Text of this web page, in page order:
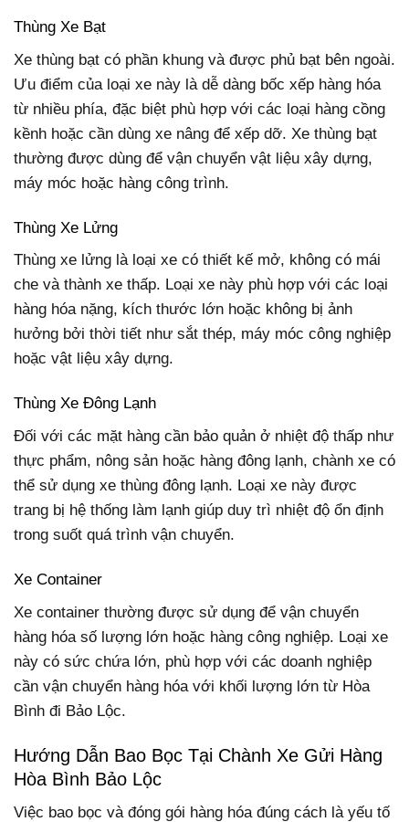
Thùng Xe Bạt
Xe thùng bạt có phần khung và được phủ bạt bên ngoài.
Ưu điểm của loại xe này là dễ dàng bốc xếp hàng hóa
từ nhiều phía, đặc biệt phù hợp với các loại hàng cồng
kềnh hoặc cần dùng xe nâng để xếp dỡ. Xe thùng bạt
thường được dùng để vận chuyển vật liệu xây dựng,
máy móc hoặc hàng công trình.
Thùng Xe Lửng
Thùng xe lửng là loại xe có thiết kế mở, không có mái
che và thành xe thấp. Loại xe này phù hợp với các loại
hàng hóa nặng, kích thước lớn hoặc không bị ảnh
hưởng bởi thời tiết như sắt thép, máy móc công nghiệp
hoặc vật liệu xây dựng.
Thùng Xe Đông Lạnh
Đối với các mặt hàng cần bảo quản ở nhiệt độ thấp như
thực phẩm, nông sản hoặc hàng đông lạnh, chành xe có
thể sử dụng xe thùng đông lạnh. Loại xe này được
trang bị hệ thống làm lạnh giúp duy trì nhiệt độ ổn định
trong suốt quá trình vận chuyển.
Xe Container
Xe container thường được sử dụng để vận chuyển
hàng hóa số lượng lớn hoặc hàng công nghiệp. Loại xe
này có sức chứa lớn, phù hợp với các doanh nghiệp
cần vận chuyển hàng hóa với khối lượng lớn từ Hòa
Bình đi Bảo Lộc.
Hướng Dẫn Bao Bọc Tại Chành Xe Gửi Hàng
Hòa Bình Bảo Lộc
Việc bao bọc và đóng gói hàng hóa đúng cách là yếu tố